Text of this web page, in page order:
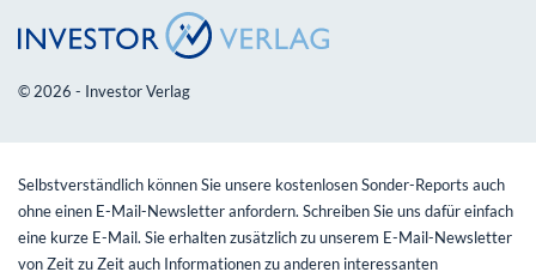
© 2026 - Investor Verlag
Selbstverständlich können Sie unsere kostenlosen Sonder-Reports auch
ohne einen E-Mail-Newsletter anfordern. Schreiben Sie uns dafür einfach
eine kurze E-Mail. Sie erhalten zusätzlich zu unserem E-Mail-Newsletter
von Zeit zu Zeit auch Informationen zu anderen interessanten